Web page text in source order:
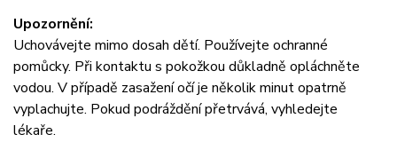
Upozornění:
Uchovávejte mimo dosah dětí. Používejte ochranné
pomůcky. Při kontaktu s pokožkou důkladně opláchněte
vodou. V případě zasažení očí je několik minut opatrně
vyplachujte. Pokud podráždění přetrvává, vyhledejte
lékaře.